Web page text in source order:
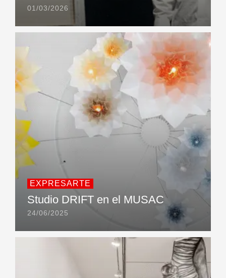
01/03/2026
EXPRESARTE
Studio DRIFT en el MUSAC
24/06/2025